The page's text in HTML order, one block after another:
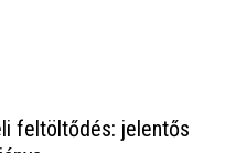
feltöltődés: jelentős